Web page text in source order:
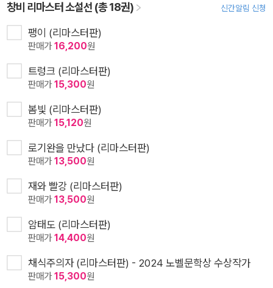
창비 리마스터 소설선 (총 18권) 신간알림 신청
팽이 (리마스터판)
판매가16,200원
트렁크 (리마스터판)
판매가15,300원
봄빛 (리마스터판)
판매가15,120원
로기완을 만났다 (리마스터판)
판매가13,500원
재와 빨강 (리마스터판)
판매가13,500원
암태도 (리마스터판)
판매가14,400원
채식주의자 (리마스터판) - 2024 노벨문학상 수상작가
판매가15,300원